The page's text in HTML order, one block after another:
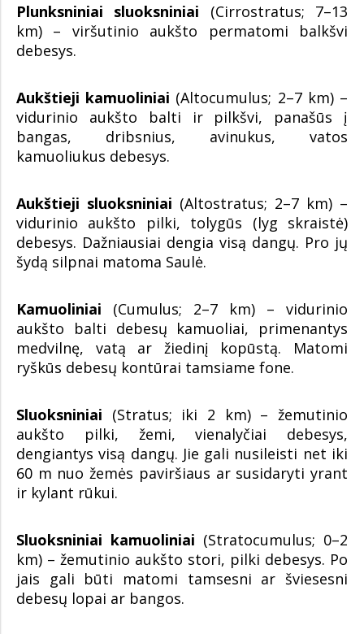
Plunksniniai sluoksniniai (Cirrostratus; 7–13
km) – viršutinio aukšto permatomi balkšvi
debesys.
Aukštieji kamuoliniai (Altocumulus; 2–7 km) –
vidurinio aukšto balti ir pilkšvi, panašūs į
bangas, dribsnius, avinukus, vatos
kamuoliukus debesys.
Aukštieji sluoksniniai (Altostratus; 2–7 km) –
vidurinio aukšto pilki, tolygūs (lyg skraistė)
debesys. Dažniausiai dengia visą dangų. Pro jų
šydą silpnai matoma Saulė.
Kamuoliniai (Cumulus; 2–7 km) – vidurinio
aukšto balti debesų kamuoliai, primenantys
medvilnę, vatą ar žiedinį kopūstą. Matomi
ryškūs debesų kontūrai tamsiame fone.
Sluoksniniai (Stratus; iki 2 km) – žemutinio
aukšto pilki, žemi, vienalyčiai debesys,
dengiantys visą dangų. Jie gali nusileisti net iki
60 m nuo žemės paviršiaus ar susidaryti yrant
ir kylant rūkui.
Sluoksniniai kamuoliniai (Stratocumulus; 0–2
km) – žemutinio aukšto stori, pilki debesys. Po
jais gali būti matomi tamsesni ar šviesesni
debesų lopai ar bangos.